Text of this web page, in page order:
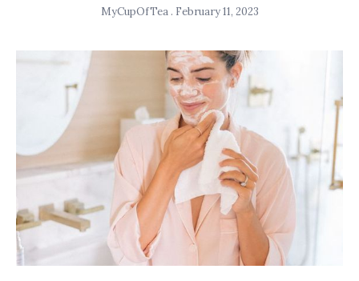
MyCupOfTea February 11, 2023